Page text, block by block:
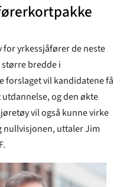
for yrkessjåfører de neste
bredde i
forslaget vil kandidatene få
og den økte
vil også kunne virke
uttaler Jim